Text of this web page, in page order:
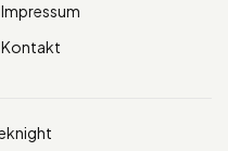
Impressum
Kontakt